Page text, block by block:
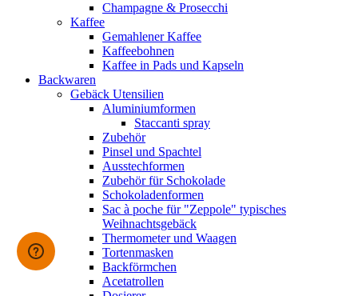
Champagne & Prosecchi
Kaffee
Gemahlener Kaffee
Kaffeebohnen
Kaffee in Pads und Kapseln
Backwaren
Gebäck Utensilien
Aluminiumformen
Staccanti spray
Zubehör
Pinsel und Spachtel
Ausstechformen
Zubehör für Schokolade
Schokoladenformen
Sac à poche für "Zeppole" typisches
Weihnachtsgebäck
Thermometer und Waagen
Tortenmasken
Backförmchen
Acetatrollen